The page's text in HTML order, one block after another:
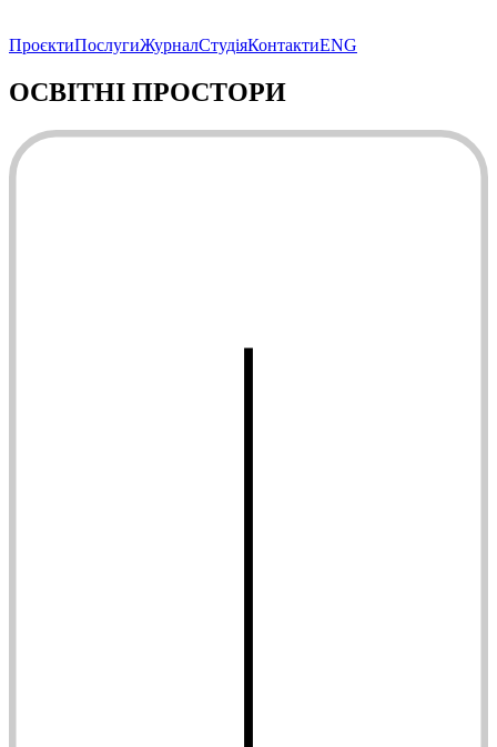
ПроєктиПослугиЖурналСтудіяКонтактиENG
ОСВІТНІ ПРОСТОРИ